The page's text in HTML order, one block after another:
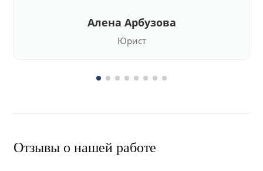
Алена Арбузова
Юрист
Отзывы о нашей работе